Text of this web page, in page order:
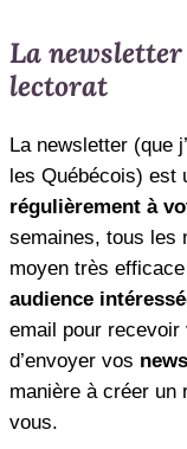
La
lectorat
La newsletter (que
les Québécois) est
régulièrement à
semaines, tous les
moyen très
audience
email pour
d’envoyer vos
manière à créer un
vous.